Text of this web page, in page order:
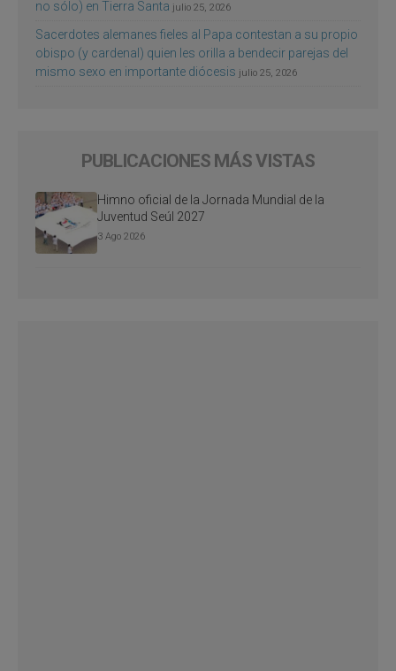
no sólo) en Tierra Santa julio 25, 2026
Sacerdotes alemanes fieles al Papa contestan a su propio
obispo (y cardenal) quien les orilla a bendecir parejas del
mismo sexo en importante diócesis julio 25, 2026
PUBLICACIONES MÁS VISTAS
Himno oficial de la Jornada Mundial de la
Juventud Seúl 2027
3 Ago 2026